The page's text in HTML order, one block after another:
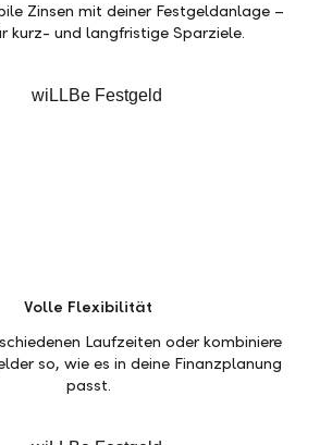
Zinsen mit deiner Festgeldanlage –
kurz- und langfristige Sparziele.
Volle Flexibilität
Laufzeiten oder kombiniere
so, wie es in deine Finanzplanung
passt.